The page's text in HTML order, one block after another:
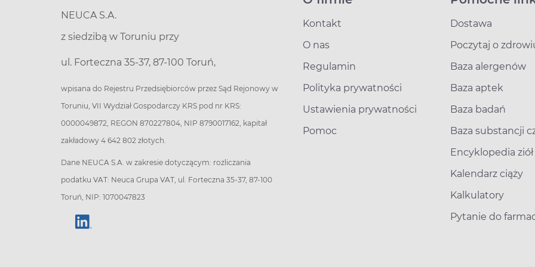
NEUCA S.A.
z siedzibą w Toruniu przy
ul. Forteczna 35-37, 87-100 Toruń,
wpisana do Rejestru Przedsiębiorców przez Sąd Rejonowy w
Toruniu, VII Wydział Gospodarczy KRS pod nr KRS:
0000049872, REGON 870227804, NIP 8790017162, kapitał
zakładowy 4 642 802 złotych.
Dane NEUCA S.A. w zakresie dotyczącym: rozliczania
podatku VAT: Neuca Grupa VAT, ul. Forteczna 35-37, 87-100
Toruń, NIP: 1070047823
Kontakt
O nas
Regulamin
Polityka prywatności
Ustawienia prywatności
Pomoc
Dostawa
Poczytaj o
Baza alergenów
Baza aptek
Baza badań
Baza substancji
Encyklopedia ziół
Kalendarz ciąży
Kalkulatory
Pytanie do